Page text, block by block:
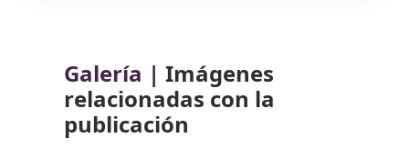
Galería | Imágenes
relacionadas con la
publicación